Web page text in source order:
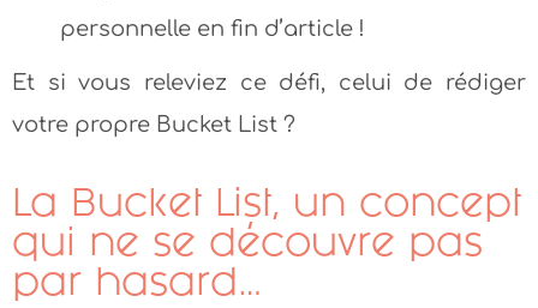
personnelle en fin d’article !
Et si vous releviez ce défi, celui de rédiger
votre propre Bucket List ?
La Bucket List, un concept
qui ne se découvre pas
par hasard…